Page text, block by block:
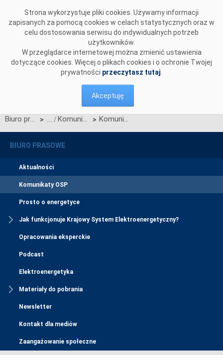
Strona wykorzystuje pliki cookies. Używamy informacji
zapisanych za pomocą cookies w celach statystycznych oraz w
celu dostosowania serwisu do indywidualnych potrzeb
użytkowników.
W przeglądarce internetowej można zmienić ustawienia
dotyczące cookies. Więcej o plikach cookies i o ochronie Twojej
prywatności przeczytasz tutaj
Akceptuję
Biuro prasowe > Komunikaty OSP > Komunikat OSP dotyczący niedostępneści publikacji komunikatów UMM na platformie Gas Inside Information Platform (GIIP)
BIURO PRASOWE
Aktualności
Komunikaty OSP
Prosto o energetyce
Jak funkcjonuje Krajowy System Elektroenergetyczny?
Opracowania eksperckie
Podcast
Elektroenergetyka
Materiały do pobrania
Newsletter
Kontakt dla mediów
Zaangażowanie społeczne